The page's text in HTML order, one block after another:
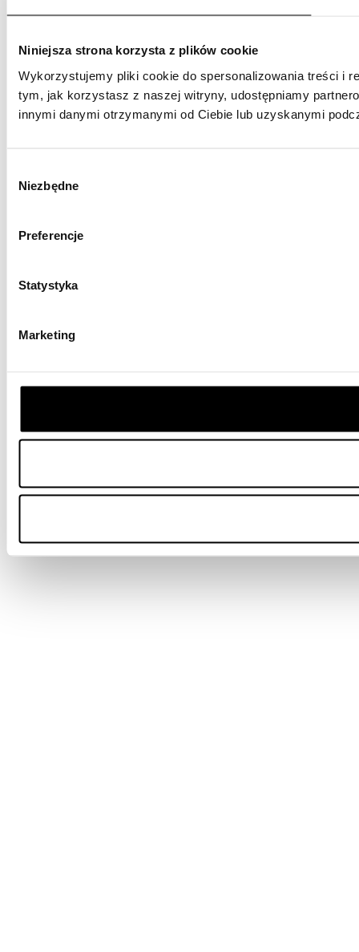
Niniejsza strona korzysta z plików cookie
Wykorzystujemy pliki cookie do spersonalizowania treści i
tym, jak korzystasz z naszej witryny, udostępniamy
innymi danymi otrzymanymi od Ciebie lub uzyskanymi
zgody
Niezbędne
Preferencje
Statystyka
Marketing